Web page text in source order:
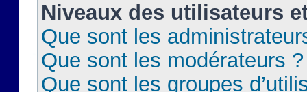
Niveaux des utilisateurs
Que sont les
Que sont les modérateurs ?
Que sont les groupes